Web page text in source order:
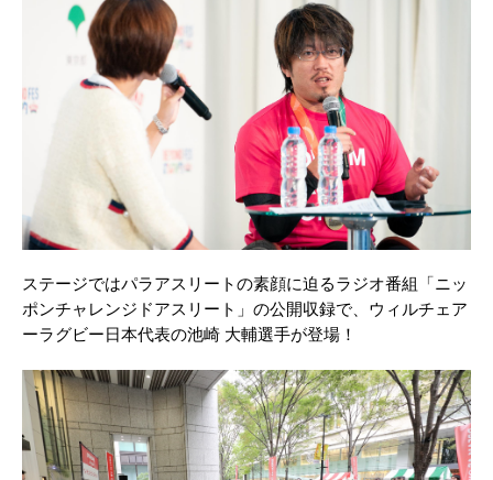
ステージではパラアスリートの素顔に迫るラジオ番組「ニッ
ポンチャレンジドアスリート」の公開収録で、ウィルチェア
ーラグビー日本代表の池崎 大輔選手が登場！